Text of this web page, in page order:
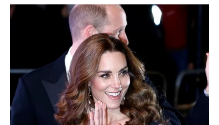
mnogo bliže nego što sada vjerujete.
Budite spremni da prihvatite promjene, jer upravo one
donose najveće životne radosti.
Završna poruka zvijezda za
Škorpiju
Pred vama je predivan period u kojem će se mnoge želje